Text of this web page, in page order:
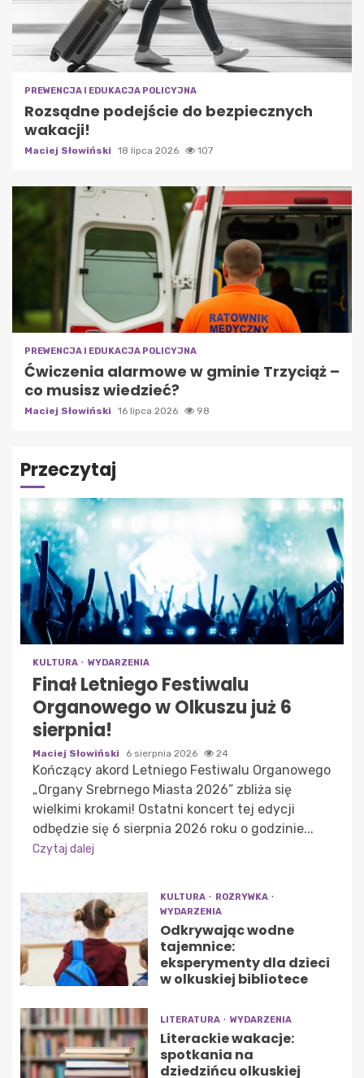
PREWENCJA I EDUKACJA POLICYJNA
Rozsądne podejście do bezpiecznych
wakacji!
Maciej Słowiński 18 lipca 2026 107
PREWENCJA I EDUKACJA POLICYJNA
Ćwiczenia alarmowe w gminie Trzyciąż –
co musisz wiedzieć?
Maciej Słowiński 16 lipca 2026 98
Przeczytaj
KULTURA WYDARZENIA
Finał Letniego Festiwalu
Organowego w Olkuszu już 6
sierpnia!
Maciej Słowiński 6 sierpnia 2026 24
Kończący akord Letniego Festiwalu Organowego
„Organy Srebrnego Miasta 2026” zbliża się
wielkimi krokami! Ostatni koncert tej edycji
odbędzie się 6 sierpnia 2026 roku o godzinie...
Czytaj dalej
KULTURA
ROZRYWKA
WYDARZENIA
Odkrywając wodne
tajemnice:
eksperymenty dla dzieci
w olkuskiej bibliotece
LITERATURA WYDARZENIA
Literackie wakacje:
spotkania na
dziedzińcu olkuskiej